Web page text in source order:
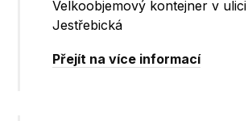
Velkoobjemový kontejner v
Jestřebická
Přejít na více informací